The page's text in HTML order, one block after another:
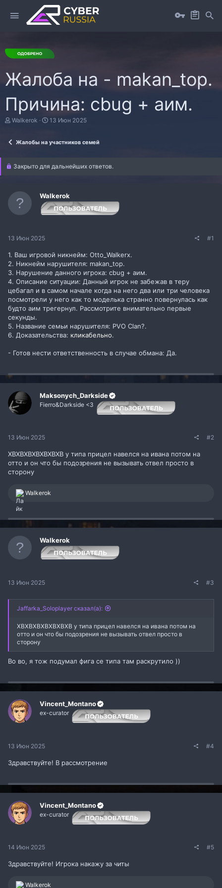
Жалоба на - makan_top.
Причина: cbug + аим.
А
о
е
Walkerok
Д
а
ч
13 Июн 2025
Жалобы на участников семей
Закрыто для дальнейших ответов.
Walkerok
13 Июн 2025 #1
1. Ваш игровой никнейм: Otto_Walkerx.
2. Никнейм нарушителя: makan_top.
3. Нарушение данного игрока: cbug + аим.
4. Описание ситуации: Данный игрок не забежав в теру
цебагал и в самом начале когда на него два или три человека
посмотрели у него как то моделька странно повернулась как
будто аим трегернул. Рассмотрите внимательно первые
секунды.
5. Название семьи нарушителя: PVO Clan?.
6. Доказательства: кликабельно.
- Готов нести ответственность в случае обмана: Да.
Maksonych_Darkside
Fierro&Darkside <3
13 Июн 2025 #2
ХВХВХВХВХВХВХВ у типа прицел навелся на ивана потом на
отто и он что бы подозрения не вызывать отвел просто в
сторону
Р
к
и
Walkerok
Walkerok
13 Июн 2025 #3
Jaffarka_Soloplayer сказал(а):
ХВХВХВХВХВХВХВ у типа прицел навелся на ивана потом на
отто и он что бы подозрения не вызывать отвел просто в
сторону
Во во, я тож подумал фига се типа там раскрутило ))
Vincent_Montano
ex-curator
13 Июн 2025 #4
Здравствуйте! В рассмотрение
Vincent_Montano
ex-curator
14 Июн 2025 #5
Здравствуйте! Игрока накажу за читы
Р
Walkerok